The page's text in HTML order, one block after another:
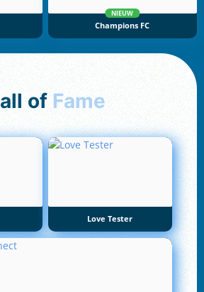
NIEUW
Champions FC
Hall of Fame
Love Tester